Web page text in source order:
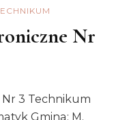
Nr
3 Technikum
Gmina: M.